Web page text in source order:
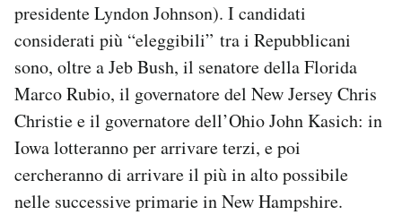
presidente Lyndon Johnson). I candidati
considerati più “eleggibili” tra i Repubblicani
sono, oltre a Jeb Bush, il senatore della Florida
Marco Rubio, il governatore del New Jersey Chris
Christie e il governatore dell’Ohio John Kasich: in
Iowa lotteranno per arrivare terzi, e poi
cercheranno di arrivare il più in alto possibile
nelle successive primarie in New Hampshire.